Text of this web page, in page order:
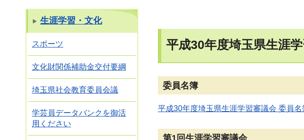
生涯学習・文化
スポーツ
文化財関係補助金交付要綱
埼玉県社会教育委員会議
学芸員データバンクを御活
用ください
平成30年度埼玉県生涯
委員名簿
平成30年度埼玉県生涯学習審議会 委員名
第1回生涯学習審議会